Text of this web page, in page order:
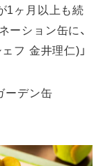
1ヶ月以上も続
ーション缶に、
フ 金井理仁)」
ーデン缶